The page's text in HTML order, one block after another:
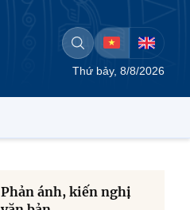
Thứ bảy, 8/8/2026
Phản ánh, kiến nghị